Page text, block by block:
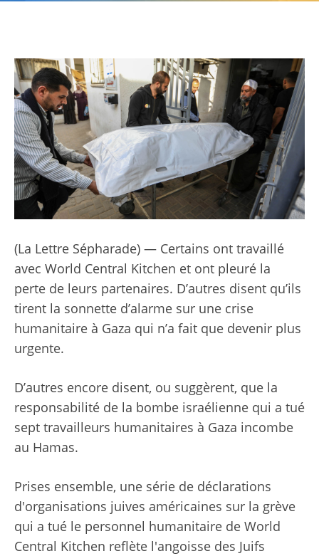
(La Lettre Sépharade) — Certains ont travaillé
avec World Central Kitchen et ont pleuré la
perte de leurs partenaires. D’autres disent qu’ils
tirent la sonnette d’alarme sur une crise
humanitaire à Gaza qui n’a fait que devenir plus
urgente.
D’autres encore disent, ou suggèrent, que la
responsabilité de la bombe israélienne qui a tué
sept travailleurs humanitaires à Gaza incombe
au Hamas.
Prises ensemble, une série de déclarations
d'organisations juives américaines sur la grève
qui a tué le personnel humanitaire de World
Central Kitchen reflète l'angoisse des Juifs